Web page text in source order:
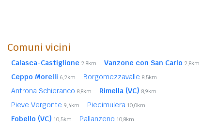
Comuni vicini
Calasca-Castiglione 2,8km Vanzone con San Carlo 2,8km
Ceppo Morelli 6,2km Borgomezzavalle 8,5km
Antrona Schieranco 8,8km Rimella (VC) 8,9km
Pieve Vergonte 9,4km Piedimulera 10,0km
Fobello (VC) 10,5km Pallanzeno 10,8km